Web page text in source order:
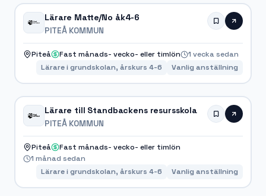
Lärare Matte/No åk4-6
PITEÅ KOMMUN
Piteå Fast månads- vecko- eller timlön
1 vecka sedan
Lärare i grundskolan, årskurs 4-6
Vanlig anställning
Lärare till Standbackens resursskola
PITEÅ KOMMUN
Piteå
Fast månads- vecko- eller timlön
1 månad sedan
Lärare i grundskolan, årskurs 4-6
Vanlig anställning